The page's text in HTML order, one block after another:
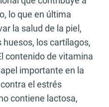
lo que en última
la salud de la piel,
huesos, los cartílagos,
contenido de vitamina
importante en la
el estrés
contiene lactosa,